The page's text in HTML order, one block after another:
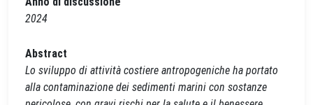
2024
Abstract
Lo sviluppo di attività costiere antropogeniche ha portato
alla contaminazione dei sedimenti marini con sostanze